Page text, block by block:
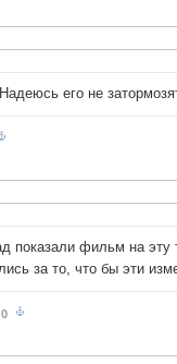
его не
показали фильм на
за то, что бы эти
0